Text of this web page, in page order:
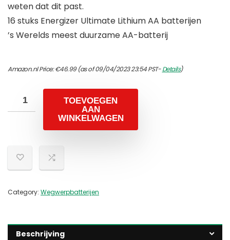
weten dat dit past.
16 stuks Energizer Ultimate Lithium AA batterijen
’s Werelds meest duurzame AA-batterij
Amazon.nl Price:€46.99(as of 09/04/2023 23:54 PST-Details)
TOEVOEGEN
AAN
WINKELWAGEN
Category: Wegwerpbatterijen
Beschrijving